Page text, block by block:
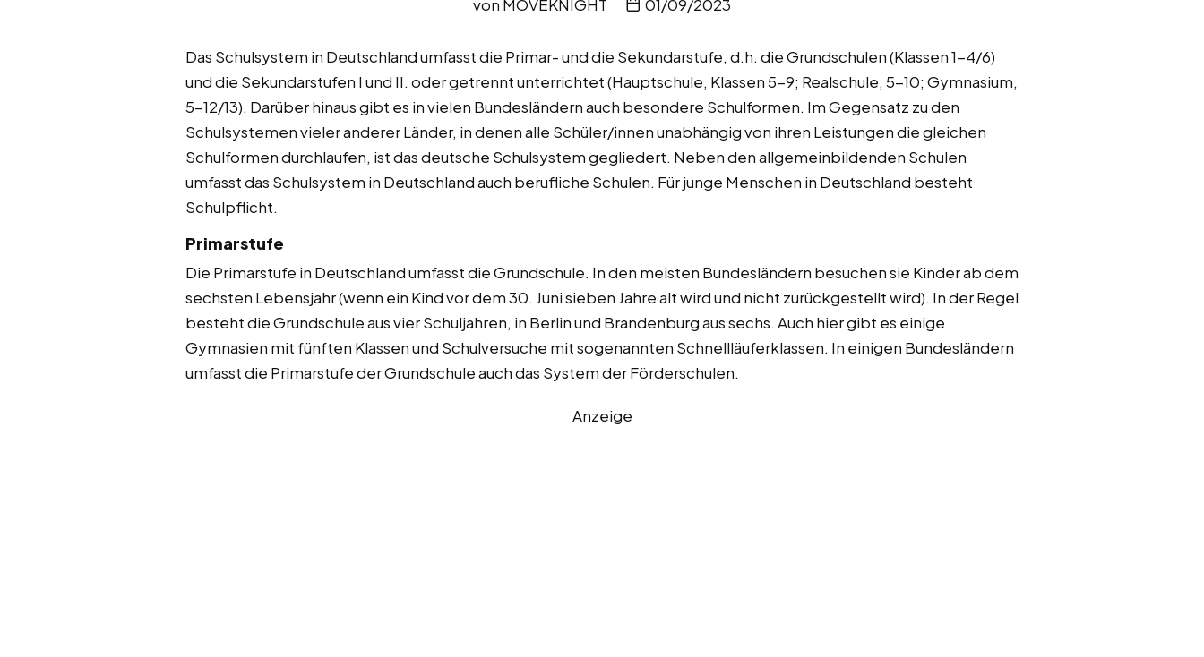
von MOVEKNIGHT 01/09/2023
Das Schulsystem in Deutschland umfasst die Primar- und die Sekundarstufe, d.h. die Grundschulen (Klassen 1-4/6)
und die Sekundarstufen I und II. oder getrennt unterrichtet (Hauptschule, Klassen 5-9; Realschule, 5-10; Gymnasium,
5-12/13). Darüber hinaus gibt es in vielen Bundesländern auch besondere Schulformen. Im Gegensatz zu den
Schulsystemen vieler anderer Länder, in denen alle Schüler/innen unabhängig von ihren Leistungen die gleichen
Schulformen durchlaufen, ist das deutsche Schulsystem gegliedert. Neben den allgemeinbildenden Schulen
umfasst das Schulsystem in Deutschland auch berufliche Schulen. Für junge Menschen in Deutschland besteht
Schulpflicht.
Primarstufe
Die Primarstufe in Deutschland umfasst die Grundschule. In den meisten Bundesländern besuchen sie Kinder ab dem
sechsten Lebensjahr (wenn ein Kind vor dem 30. Juni sieben Jahre alt wird und nicht zurückgestellt wird). In der Regel
besteht die Grundschule aus vier Schuljahren, in Berlin und Brandenburg aus sechs. Auch hier gibt es einige
Gymnasien mit fünften Klassen und Schulversuche mit sogenannten Schnellläuferklassen. In einigen Bundesländern
umfasst die Primarstufe der Grundschule auch das System der Förderschulen.
Anzeige